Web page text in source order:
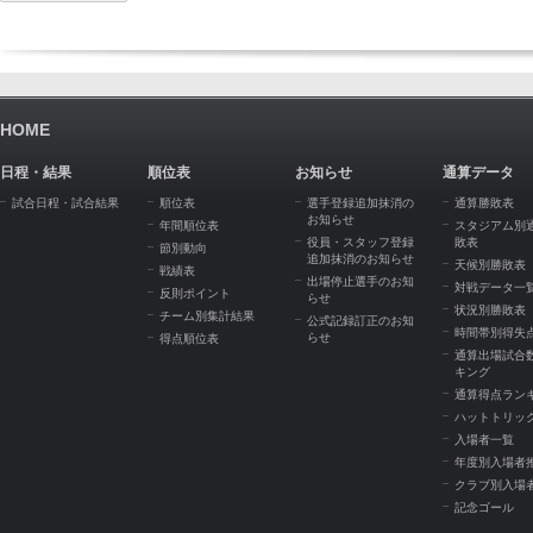
HOME
日程・結果
試合日程・試合結果
順位表
順位表
年間順位表
節別動向
戦績表
反則ポイント
チーム別集計結果
得点順位表
お知らせ
選手登録追加抹消の
お知らせ
役員・スタッフ登録
追加抹消のお知らせ
出場停止選手のお知
らせ
公式記録訂正のお知
らせ
通算データ
通算勝敗表
スタジアム別
敗表
天候別勝敗表
対戦データ一
状況別勝敗表
時間帯別得失
通算出場試合
キング
通算得点ラン
ハットトリッ
入場者一覧
年度別入場者
クラブ別入場
記念ゴール